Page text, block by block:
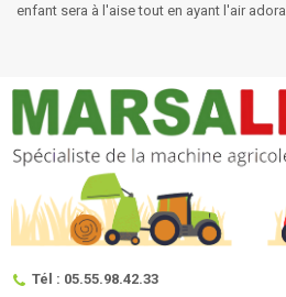
enfant sera à l'aise tout en ayant l'air
Tél : 05.55.98.42.33